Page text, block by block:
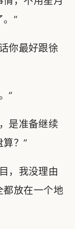
”
你最好跟徐
”
是准备继续
？”
，我没理由
都放在一个地